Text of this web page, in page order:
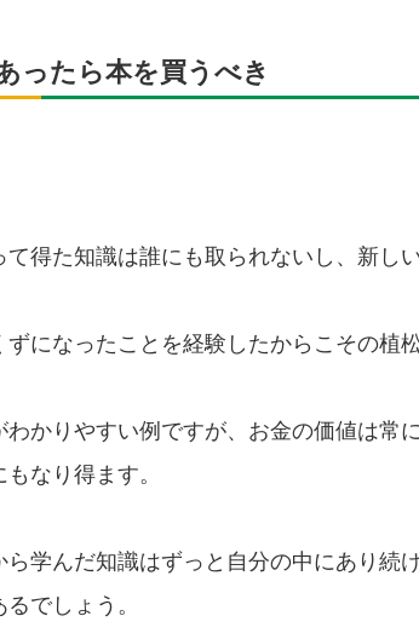
ったら本を買うべき
て得た知識は誰にも取られないし、新し
ずになったことを経験したからこその植
わかりやすい例ですが、お金の価値は常
なり得ます。
ら学んだ知識はずっと自分の中にあり続
でしょう。